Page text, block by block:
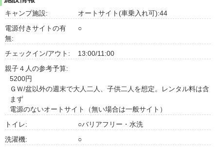
キャンプ施設:
オートサイト(車乗入れ可):44
電源付きサイトの有
無:
○
チェックイン/アウト:
13:00/11:00
親子４人の参考予算:
5200円
ＧＷ/盆以外の週末で大人二人、子供二人を想定。レンタル料は含
まず
電源のないオートサイト（無い場合は一般サイト）
トイレ:
○バリアフリー・水洗
洗濯機:
○